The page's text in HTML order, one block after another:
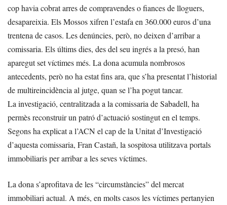
cop havia cobrat arres de compravendes o fiances de lloguers,
desapareixia. Els Mossos xifren l’estafa en 360.000 euros d’una
trentena de casos. Les denúncies, però, no deixen d’arribar a
comissaria. Els últims dies, des del seu ingrés a la presó, han
aparegut set víctimes més. La dona acumula nombrosos
antecedents, però no ha estat fins ara, que s’ha presentat l’historial
de multireincidència al jutge, quan se l’ha pogut tancar.
La investigació, centralitzada a la comissaria de Sabadell, ha
permès reconstruir un patró d’actuació sostingut en el temps.
Segons ha explicat a l’ACN el cap de la Unitat d’Investigació
d’aquesta comissaria, Fran Castañ, la sospitosa utilitzava portals
immobiliaris per arribar a les seves víctimes.
La dona s’aprofitava de les “circumstàncies” del mercat
immobiliari actual. A més, en molts casos les víctimes pertanyien